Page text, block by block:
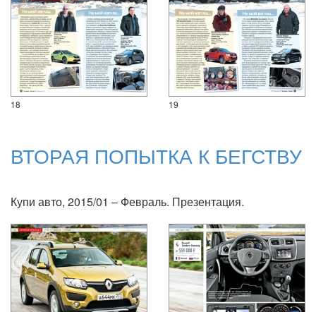
18 19
ВТОРАЯ ПОПЫТКА К БЕГСТВУ
Купи авто, 2015/01 – Февраль. Презентация.